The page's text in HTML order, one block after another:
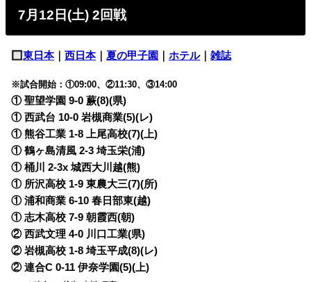
7月12日(土) 2回戦
東日本｜西日本｜夏の甲子園 ｜ホテル｜雑誌
※試合開始：①09:00、②11:30、③14:00
① 聖望学園 9-0 蕨(8)(県)
① 西武台 10-0 岩槻商業(5)(レ)
① 熊谷工業 1-8 上尾高校(7)(上)
① 鶴ヶ島清風 2-3 埼玉栄(浦)
① 桶川 2-3x 城西大川越(熊)
① 所沢高校 1-9 東農大三(7)(所)
① 浦和商業 6-10 春日部東(越)
① 志木高校 7-9 朝霞西(朝)
② 西武文理 4-0 川口工業(県)
② 岩槻高校 1-8 埼玉平成(8)(レ)
② 連合C 0-11 伊奈学園(5)(上)